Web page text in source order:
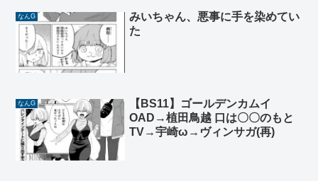
なんG
みいちゃん、悪事に手を染めてい
た
なんG
【BS11】ゴールデンカムイ
OAD→植田鳥越 口は〇〇のもと
TV→宇崎ω→ヴィンサガ(再)